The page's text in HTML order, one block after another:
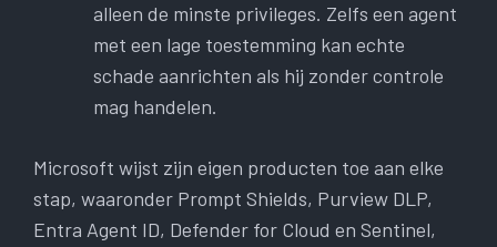
alleen de minste privileges. Zelfs een agent
met een lage toestemming kan echte
schade aanrichten als hij zonder controle
mag handelen.
Microsoft wijst zijn eigen producten toe aan elke
stap, waaronder Prompt Shields, Purview DLP,
Entra Agent ID, Defender for Cloud en Sentinel,